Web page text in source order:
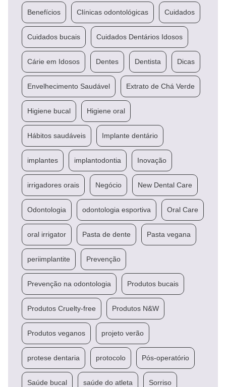
Benefícios Clínicas odontológicas Cuidados
Cuidados bucais Cuidados Dentários Idosos
Cárie em Idosos Dentes Dentista Dicas
Envelhecimento Saudável Extrato de Chá Verde
Higiene bucal Higiene oral
Hábitos saudáveis Implante dentário
implantes implantodontia Inovação
irrigadores orais Negócio New Dental Care
Odontologia odontologia esportiva Oral Care
oral irrigator Pasta de dente Pasta vegana
periimplantite Prevenção
Prevenção na odontologia Produtos bucais
Produtos Cruelty-free Produtos N&W
Produtos veganos projeto verão
protese dentaria protocolo Pós-operatório
Saúde bucal saúde do atleta Sorriso